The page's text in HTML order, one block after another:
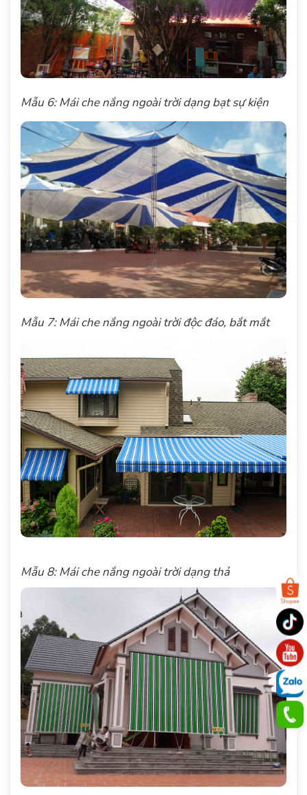
Mẫu 6: Mái che nắng ngoài trời dạng bạt sự kiện
Mẫu 7: Mái che nắng ngoài trời độc đáo, bắt mắt
Mẫu 8: Mái che nắng ngoài trời dạng thả